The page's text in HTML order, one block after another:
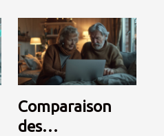
Comparaison
des